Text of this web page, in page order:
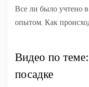
Все ли было учтено
опытом. Как
Видео по
посадке